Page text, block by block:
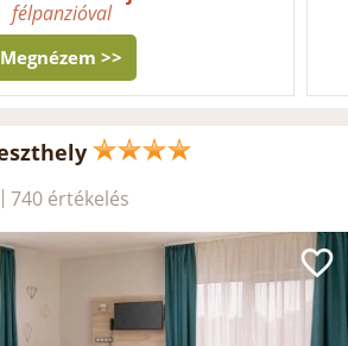
félpanzióval
Megnézem >>
740 értékelés